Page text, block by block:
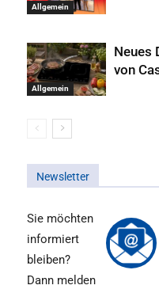
Allgemein
Allgemein
Neues
von
Newsletter
Sie möchten
informiert
bleiben?
Dann melden